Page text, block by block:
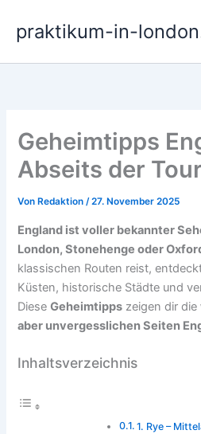
Inhalt
springen
praktikum-in-
Geheimtipps
Abseits der
Von Redaktion/27. November 2025
England ist voller bekannter
London, Stonehenge oder
klassischen Routen reist,
Küsten, historische Städte und
DieseGeheimtipps zeigen dir die
aber unvergesslichen Seiten
Inhaltsverzeichnis
1. Rye –